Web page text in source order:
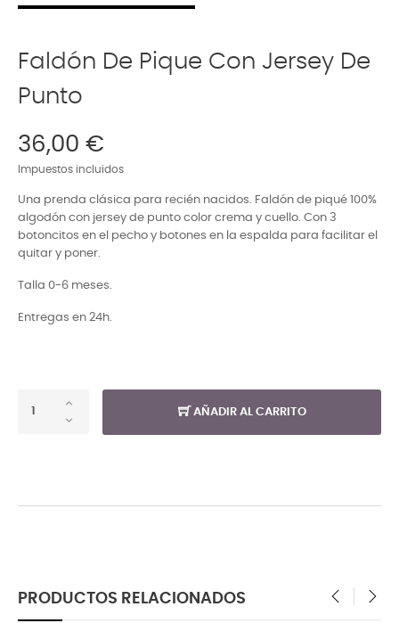
Faldón De Pique Con Jersey De
Punto
36,00 €
Impuestos incluidos
Una prenda clásica para recién nacidos. Faldón de piqué 100%
algodón con jersey de punto color crema y cuello. Con 3
botoncitos en el pecho y botones en la espalda para facilitar el
quitar y poner.
Talla 0-6 meses.
Entregas en 24h.
AÑADIR AL CARRITO
PRODUCTOS RELACIONADOS